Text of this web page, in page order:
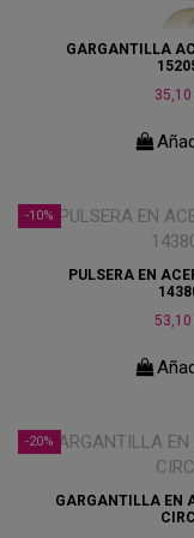
GARGANTILLA
-10%
PULSERA EN
-20%
GARGANTILLA EN